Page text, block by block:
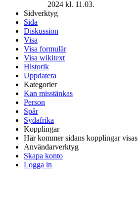
2024 kl. 11.03.
Sidverktyg
Sida
Diskussion
Visa
Visa formulär
Visa wikitext
Historik
Uppdatera
Kategorier
Kan misstänkas
Person
Spår
Sydafrika
Kopplingar
Här kommer sidans kopplingar visas
Användarverktyg
Skapa konto
Logga in